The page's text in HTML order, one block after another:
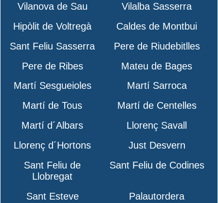
Vilanova de Sau
Vilalba Sasserra
Hipòlit de Voltregà
Caldes de Montbui
Sant Feliu Sasserra
Pere de Riudebitlles
Pere de Ribes
Mateu de Bages
Martí Sesgueioles
Martí Sarroca
Martí de Tous
Martí de Centelles
Martí d´Albars
Llorenç Savall
Llorenç d´Hortons
Just Desvern
Sant Feliu de
Llobregat
Sant Feliu de Codines
Sant Esteve
Palautordera